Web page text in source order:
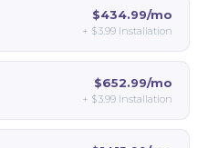
$434.99/mo
+ $3.99 Installation
$652.99/mo
+ $3.99 Installation